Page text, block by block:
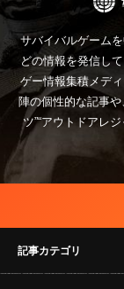
サバイバルゲーム
どの情報を発信し
ゲー情報集積メデ
陣の個性的な記事
ツ”“アウトドアレ
記事カテゴリ